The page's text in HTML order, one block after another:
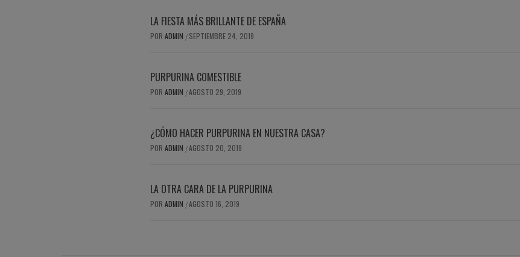
LA FIESTA MÁS BRILLANTE DE ESPAÑA
POR ADMIN / SEPTIEMBRE 24, 2019
PURPURINA COMESTIBLE
POR ADMIN /AGOSTO 29, 2019
¿CÓMO HACER PURPURINA EN NUESTRA CASA?
POR ADMIN /AGOSTO 20, 2019
LA OTRA CARA DE LA PURPURINA
POR ADMIN /AGOSTO 16, 2019